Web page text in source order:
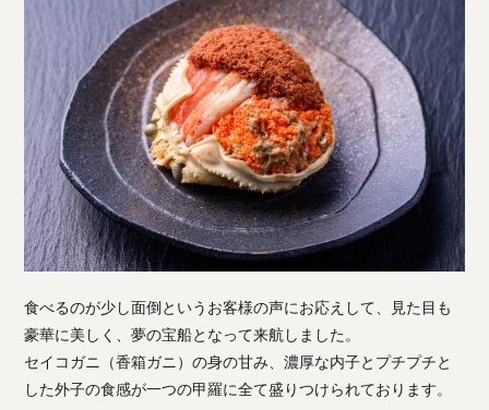
食べるのが少し面倒というお客様の声にお応えして、見た目も
豪華に美しく、夢の宝船となって来航しました。
セイコガニ（香箱ガニ）の身の甘み、濃厚な内子とプチプチと
した外子の食感が一つの甲羅に全て盛りつけられております。